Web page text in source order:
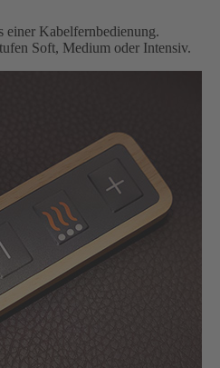
einer Kabelfernbedienung.
Soft, Medium oder Intensiv.